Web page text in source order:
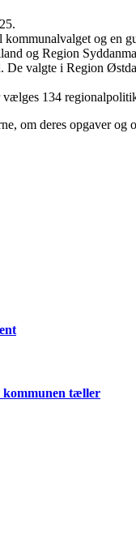
kommunalvalget og en
og Region
valgte i Region
134
om deres opgaver
kommunen tæller